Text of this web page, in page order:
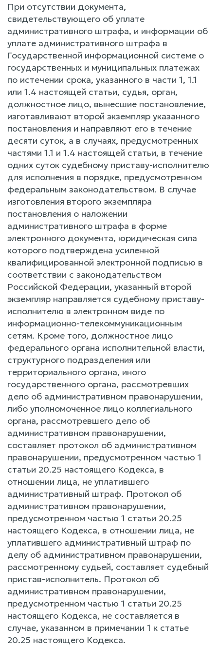
При отсутствии документа,
свидетельствующего об уплате
административного штрафа, и информации об
уплате административного штрафа в
Государственной информационной системе о
государственных и муниципальных платежах
по истечении срока, указанного в части 1, 1.1
или 1.4 настоящей статьи, судья, орган,
должностное лицо, вынесшие постановление,
изготавливают второй экземпляр указанного
постановления и направляют его в течение
десяти суток, а в случаях, предусмотренных
частями 1.1 и 1.4 настоящей статьи, в течение
одних суток судебному приставу-исполнителю
для исполнения в порядке, предусмотренном
федеральным законодательством. В случае
изготовления второго экземпляра
постановления о наложении
административного штрафа в форме
электронного документа, юридическая сила
которого подтверждена усиленной
квалифицированной электронной подписью в
соответствии с законодательством
Российской Федерации, указанный второй
экземпляр направляется судебному приставу-
исполнителю в электронном виде по
информационно-телекоммуникационным
сетям. Кроме того, должностное лицо
федерального органа исполнительной власти,
структурного подразделения или
территориального органа, иного
государственного органа, рассмотревших
дело об административном правонарушении,
либо уполномоченное лицо коллегиального
органа, рассмотревшего дело об
административном правонарушении,
составляет протокол об административном
правонарушении, предусмотренном частью 1
статьи 20.25 настоящего Кодекса, в
отношении лица, не уплатившего
административный штраф. Протокол об
административном правонарушении,
предусмотренном частью 1 статьи 20.25
настоящего Кодекса, в отношении лица, не
уплатившего административный штраф по
делу об административном правонарушении,
рассмотренному судьей, составляет судебный
пристав-исполнитель. Протокол об
административном правонарушении,
предусмотренном частью 1 статьи 20.25
настоящего Кодекса, не составляется в
случае, указанном в примечании 1 к статье
20.25 настоящего Кодекса.